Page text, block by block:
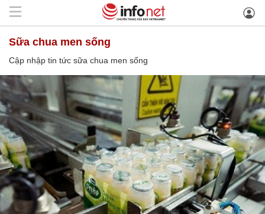
sữa chua men sống
Cập nhập tin tức sữa chua men sống